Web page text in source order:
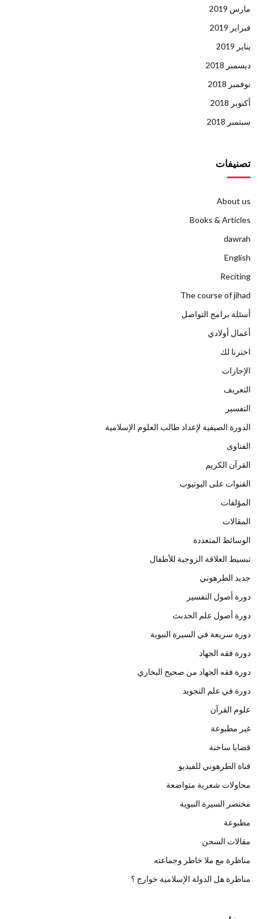
مارس 2019
فبراير 2019
يناير 2019
ديسمبر 2018
نوفمبر 2018
أكتوبر 2018
سبتمبر 2018
تصنيفات
About us
Books & Articles
dawrah
English
Reciting
The course of jihad
أسئلة برامج التواصل
أعمال أولادي
اخترنا لك
الإجازات
التعريف
التفسير
الدورة الصيفية لإعداد طالب العلوم الإسلامية
الفتاوى
القرآن الكريم
القنوات على اليوتيوب
المؤلفات
المقالات
الوسائط المتعددة
تبسيط العلاقة الزوجية للأطفال
جديد الطرهوني
دورة أصول التفسير
دورة أصول علم الحدبث
دورة سريعة في السيرة النبوية
دورة فقه الجهاد
دورة فقه الجهاد من صحيح البخاري
دورة في علم التجويد
علوم القرآن
غير مطبوعة
قضايا ساخنة
قناة الطرهوني للفيديو
محاولات شعرية متواضعة
مختصر السيرة النبوية
مطبوعة
مقالات السجن
مناظرة مع ملا خاطر وجماعته
مناظرة هل الدولة الإسلامية خوارج ؟